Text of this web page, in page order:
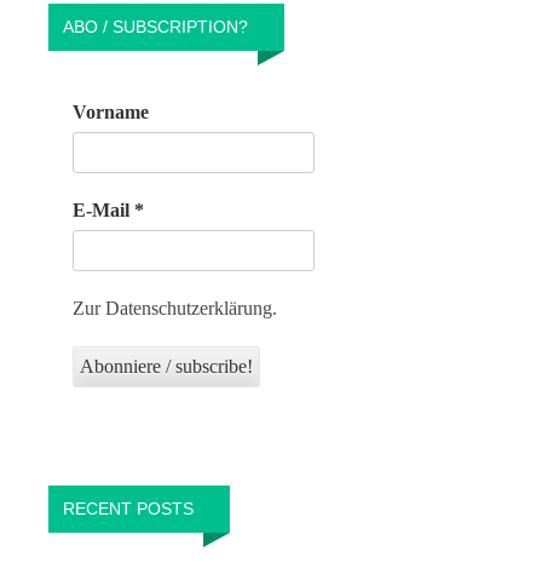
ABO / SUBSCRIPTION?
Vorname
E-Mail *
Zur Datenschutzerklärung.
RECENT POSTS